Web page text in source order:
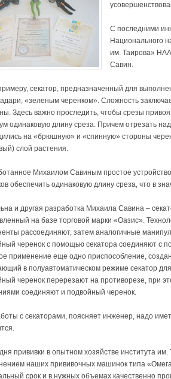
С последними
Национального
им. Таирова»
Савин.
секатор, предназначенный для
«зеленым черенком». Сложность
Здесь важно проследить, чтобы срезы
одинаковую длину среза. Причем отрезать
на «брюшную» и «спинную» стороны
слой растения.
Михаилом Савиным простое
обеспечить одинаковую длину среза, что в
и другая разработка Михаила Савина –
на базе торговой марки «Оазис».
рассоединяют, затем аналогичные
черенок с помощью секатора соединяют с
применение еще одно приспособление,
в полуавтоматическом режиме секатор
черенок перерезают на противорезе, при
соединяют и подвойный черенок.
с секаторами, поясняет инженер, надо
прививки в опытном хозяйстве института
наших прививочных машинок типа
срок и в нужных объемах качественно